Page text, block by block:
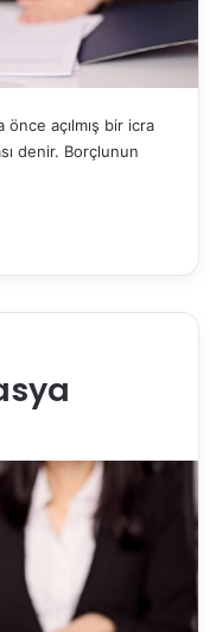
açılmış bir icra
denir. Borçlunun